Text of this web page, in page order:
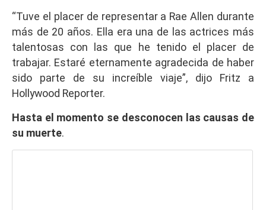
“Tuve el placer de representar a Rae Allen durante
más de 20 años. Ella era una de las actrices más
talentosas con las que he tenido el placer de
trabajar. Estaré eternamente agradecida de haber
sido parte de su increíble viaje”, dijo Fritz a
Hollywood Reporter.
Hasta el momento se desconocen las causas de
su muerte.